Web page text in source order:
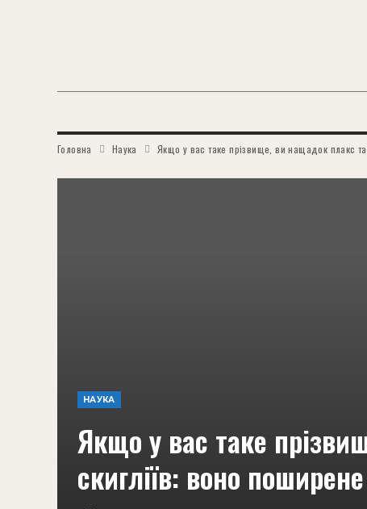
Головна Наука Якщо у вас таке прізвище, ви нащадок плакс та
НАУКА
Якщо у вас таке
скигліїв: воно